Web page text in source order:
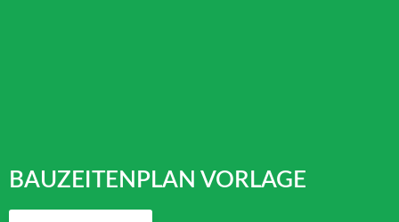
BAUZEITENPLAN VORLAGE